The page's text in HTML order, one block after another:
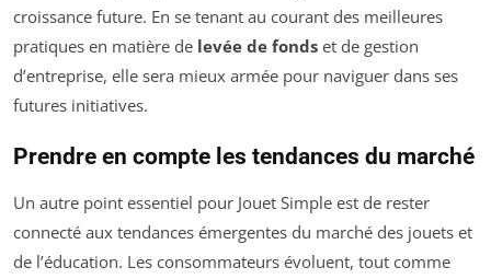
croissance future. En se tenant au courant des meilleures
pratiques en matière de levée de fonds et de gestion
d’entreprise, elle sera mieux armée pour naviguer dans ses
futures initiatives.
Prendre en compte les tendances du marché
Un autre point essentiel pour Jouet Simple est de rester
connecté aux tendances émergentes du marché des jouets et
de l’éducation. Les consommateurs évoluent, tout comme